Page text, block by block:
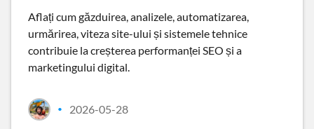
Aflați cum găzduirea, analizele, automatizarea,
urmărirea, viteza site-ului și sistemele tehnice
contribuie la creșterea performanței SEO și a
marketingului digital.
• 2026-05-28